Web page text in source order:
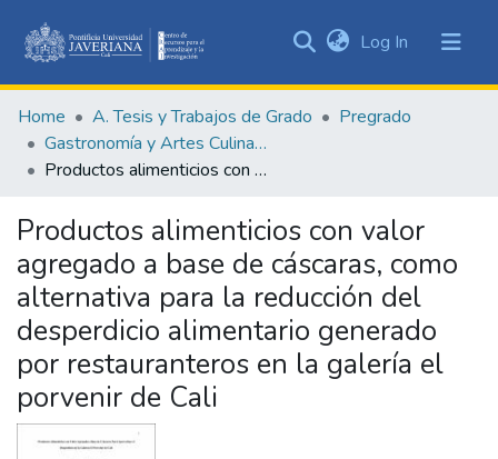
&
Collections
All of DSpace
Statistics
Log In (current)
Home A. Tesis y Trabajos de Grado
Pregrado
Gastronomía y Artes Culinarias
Productos alimenticios con valor agregado a base de cáscaras, como alternativa para la reducción del desperdicio alimentario generado por restauranteros en la galería el porvenir de Cali
Productos alimenticios con valor
agregado a base de cáscaras, como
alternativa para la reducción del
desperdicio alimentario generado
por restauranteros en la galería el
porvenir de Cali